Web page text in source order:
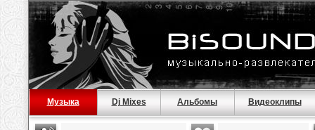
Музыка Dj Mixes Альбомы Видеоклипы